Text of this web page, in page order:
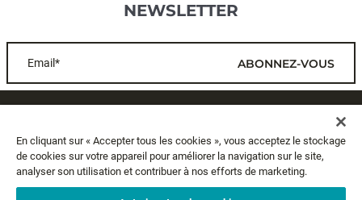
NEWSLETTER
Email* ABONNEZ-VOUS
A PROPOS
En cliquant sur « Accepter tous les cookies », vous acceptez le stockage
de cookies sur votre appareil pour améliorer la navigation sur le site,
analyser son utilisation et contribuer à nos efforts de marketing.